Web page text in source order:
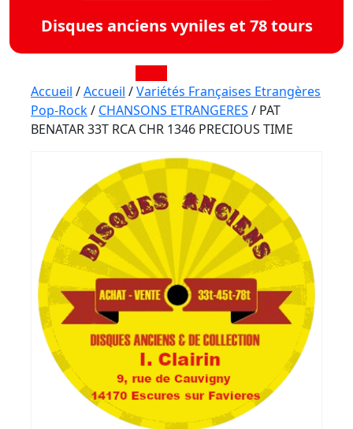
Disques anciens vyniles et 78 tours
Open
Button
Accueil /Accueil /Variétés Françaises Etrangères
Pop-Rock/ CHANSONS ETRANGERES / PAT
BENATAR 33T RCA CHR 1346 PRECIOUS TIME